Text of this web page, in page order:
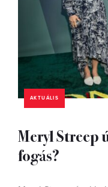
AKTUÁLIS
Meryl Streep
fogás?